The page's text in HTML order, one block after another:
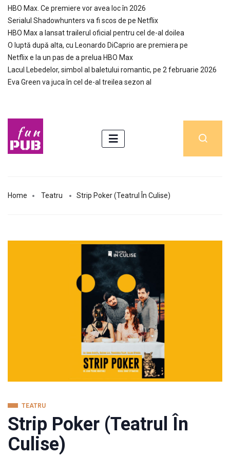
HBO Max. Ce premiere vor avea loc în 2026
Serialul Shadowhunters va fi scos de pe Netflix
HBO Max a lansat trailerul oficial pentru cel de-al doilea
O luptă după alta, cu Leonardo DiCaprio are premiera pe
Netflix e la un pas de a prelua HBO Max
Lacul Lebedelor, simbol al baletului romantic, pe 2 februarie 2026
Eva Green va juca în cel de-al treilea sezon al
Home Teatru Strip Poker (Teatrul În Culise)
TEATRU
Strip Poker (Teatrul În
Culise)